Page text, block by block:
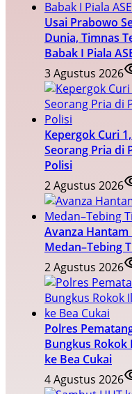
Usai Prabowo
Dunia, Timnas
Babak I Piala
3 Agustus 2026
Kepergok Curi
Seorang Pria di
Polisi
2 Agustus 2026
Avanza Hantam
Medan–Tebing
2 Agustus 2026
Polres
Bungkus Rokok
ke Bea Cukai
4 Agustus 2026